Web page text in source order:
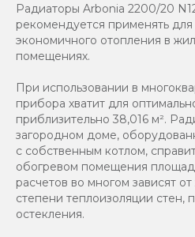
Радиаторы Arbonia 2200/20
рекомендуется применять
экономичного отопления в
помещениях.
При использовании в
прибора хватит для
приблизительно 38,016 м².
загородном доме,
с собственным котлом,
обогревом помещения
расчетов во многом зависят
степени теплоизоляции стен,
остекления.